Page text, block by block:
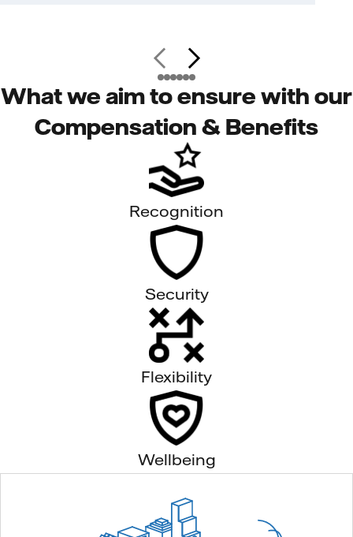
What we aim to ensure with our
Compensation & Benefits
Recognition
Security
Flexibility
Wellbeing